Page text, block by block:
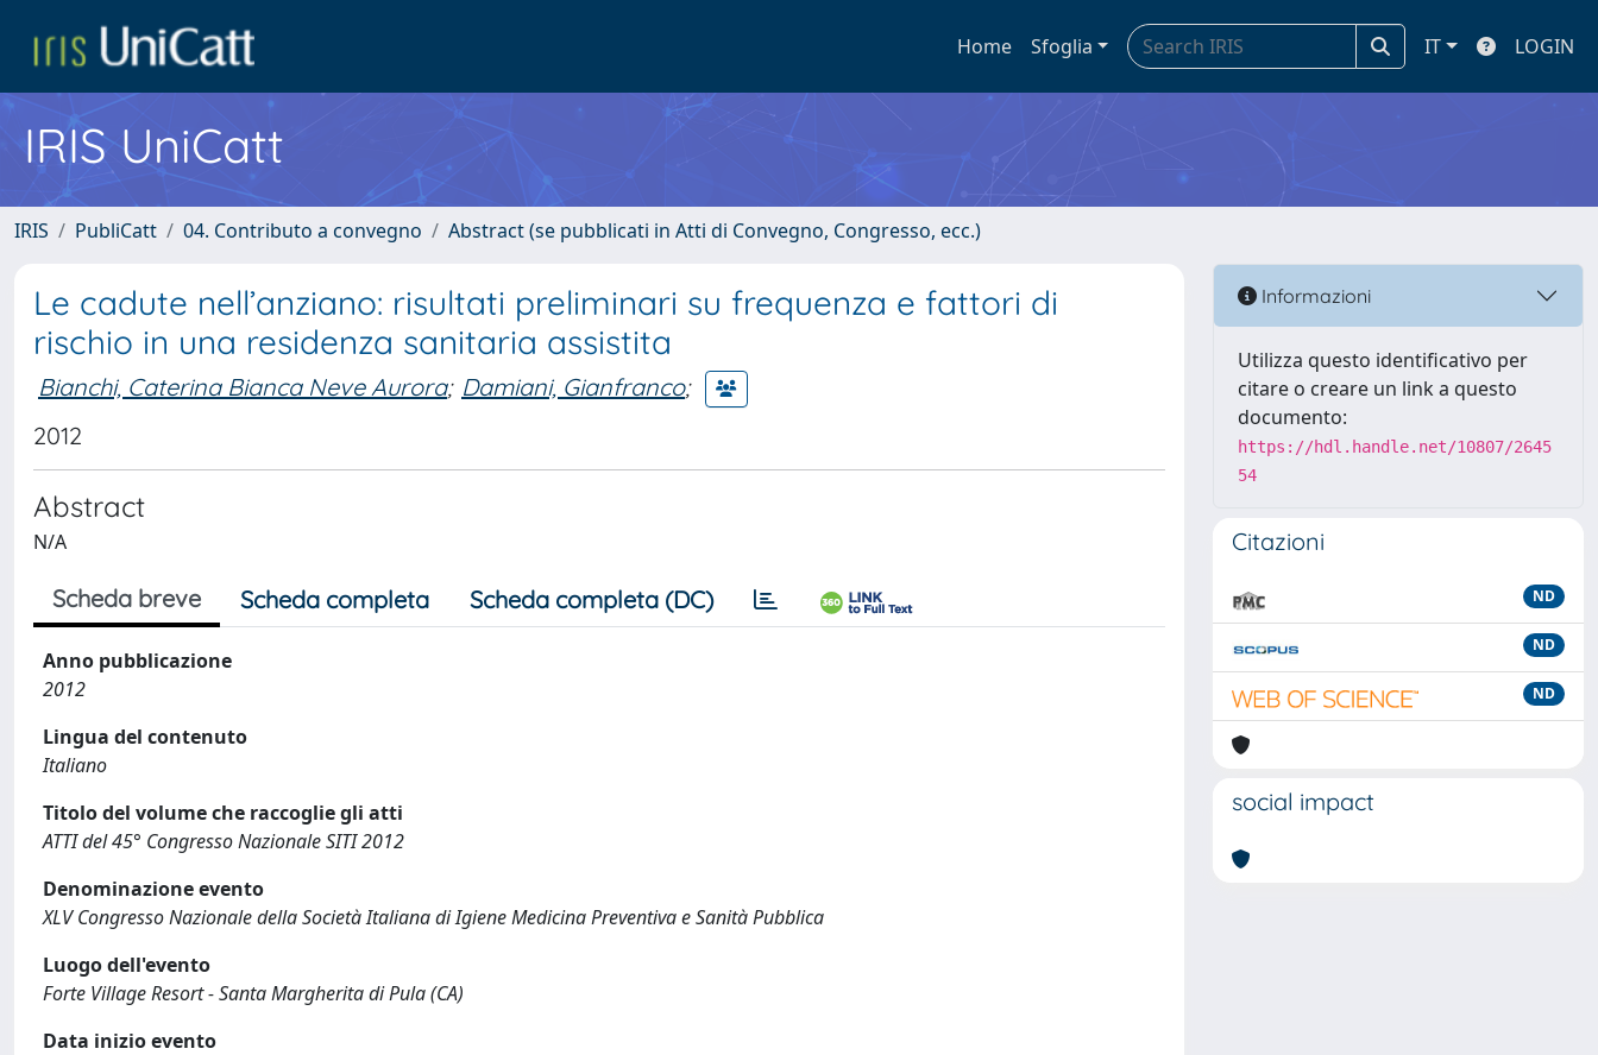
Home Sfoglia IT LOGIN
IRIS UniCatt
IRIS PubliCatt 04. Contributo a convegno Abstract (se pubblicati in Atti di Convegno, Congresso, ecc.)
Le cadute nell’anziano: risultati preliminari su frequenza e fattori di
rischio in una residenza sanitaria assistita
Bianchi, Caterina Bianca Neve Aurora; Damiani, Gianfranco;
2012
Abstract
N/A
Scheda breve Scheda completa Scheda completa (DC)
Anno pubblicazione
2012
Lingua del contenuto
Italiano
Titolo del volume che raccoglie gli atti
ATTI del 45° Congresso Nazionale SITI 2012
Denominazione evento
XLV Congresso Nazionale della Società Italiana di Igiene Medicina Preventiva e Sanità Pubblica
Luogo dell'evento
Forte Village Resort - Santa Margherita di Pula (CA)
Data inizio evento
Informazioni
Utilizza questo identificativo per
citare o creare un link a questo
documento:
https://hdl.handle.net/10807/2645
54
Citazioni
ND
ND
ND
social impact